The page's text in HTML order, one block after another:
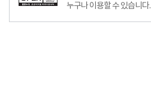
누구나 이용할 수 있습니다.